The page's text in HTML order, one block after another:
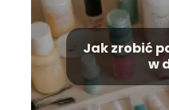
Jak zrobić
w